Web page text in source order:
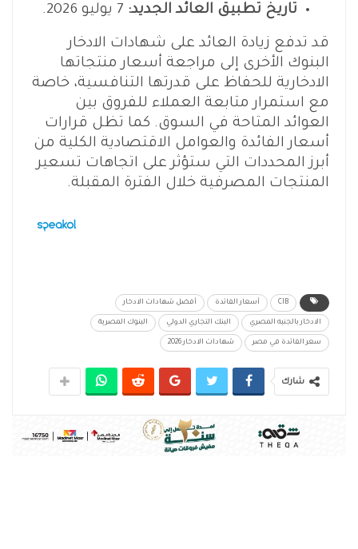
تاريخ تطبيق العائد الجديد:
قد تدفع زيادة العائد على شهادات الادخار
البنوك الأخرى إلى مراجعة أسعار منتجاتها
الادخارية للحفاظ على قدرتها التنافسية، خاصة
مع استمرار متابعة العملاء للفروق بين
العوائد المتاحة في السوق. كما تظل قرارات
أسعار الفائدة والعوامل الاقتصادية الكلية من
أبرز المحددات التي ستؤثر على اتجاهات تسعير
المنتجات المصرفية خلال الفترة المقبلة.
CIB أسعار الفائدة أفضل شهادات الادخار
الادخار بالجنيه المصري البنك التجاري الدولي البنوك المصرية
سعر الفائدة في مصر شهادات الادخار 2026
شارك